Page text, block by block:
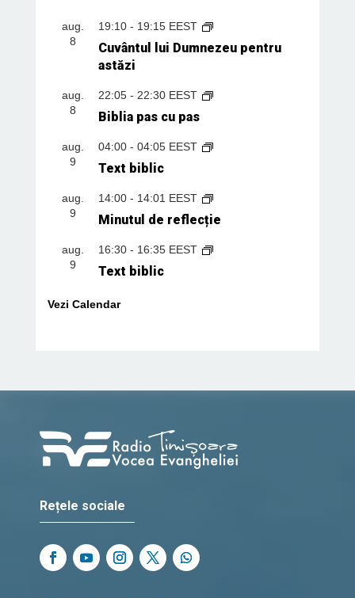
aug.
8
19:10- 19:15 EEST
Cuvântul lui Dumnezeu pentru
astăzi
aug.
8
22:05- 22:30 EEST
Biblia pas cu pas
aug.
9
04:00- 04:05 EEST
Text biblic
aug.
9
14:00- 14:01 EEST
Minutul de reflecție
aug.
9
16:30- 16:35 EEST
Text biblic
Vezi Calendar
Rețele sociale